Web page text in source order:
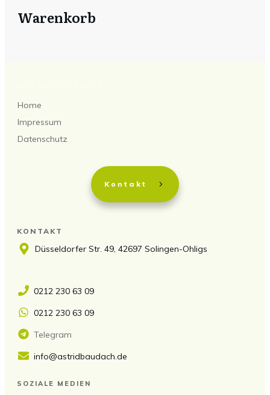
Warenkorb
Home
Impressum
Datenschutz
Kontakt
KONTAKT
Düsseldorfer Str. 49, 42697 Solingen-Ohligs
0212 230 63 09
0212 230 63 09
Telegram
info@astridbaudach.de
SOZIALE MEDIEN